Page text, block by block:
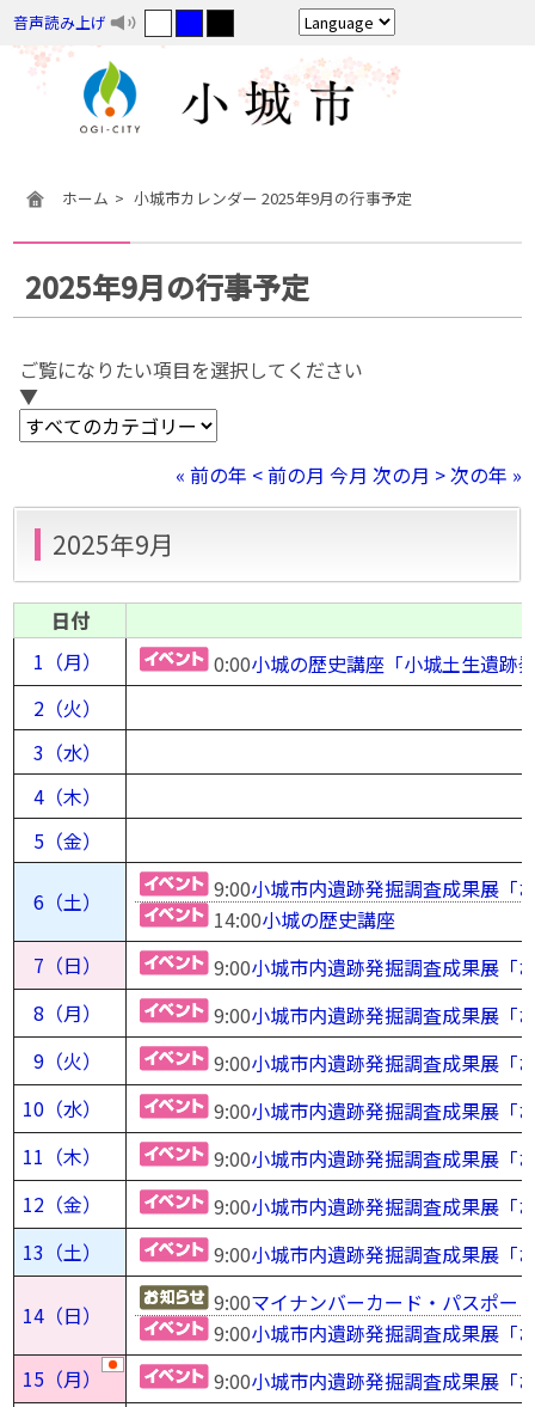
音声読み上げ
ホーム 小城市カレンダー 2025年9月の行事予定
2025年9月の行事予定
ご覧になりたい項目を選択してください
▼
« 前の年 < 前の月 今月 次の月 >次の年 »
2025年9月
1（月） 0:00小城の歴史講座「小城土生遺跡
2（火）
3（水）
4（木）
5（金）
6（土） 9:00小城市内遺跡発掘調査成果展「
14:00小城の歴史講座
7（日）
9:00小城市内遺跡発掘調査成果展「
8（月）
9:00小城市内遺跡発掘調査成果展「
9（火）
9:00小城市内遺跡発掘調査成果展「
10（水）
9:00小城市内遺跡発掘調査成果展「
11（木）
9:00小城市内遺跡発掘調査成果展「
12（金）
9:00小城市内遺跡発掘調査成果展「
13（土）
9:00小城市内遺跡発掘調査成果展「
14（日） 9:00マイナンバーカード・パスポー
9:00小城市内遺跡発掘調査成果展「
15（月）
9:00小城市内遺跡発掘調査成果展「
日付